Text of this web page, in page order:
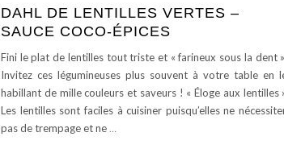
DAHL DE LENTILLES VERTES –
SAUCE COCO-ÉPICES
Fini le plat de lentilles tout triste et « farineux sous la dent
Invitez ces légumineuses plus souvent à votre table en
habillant de mille couleurs et saveurs ! « Éloge aux lentilles
Les lentilles sont faciles à cuisiner puisqu’elles ne
pas de trempage et ne…